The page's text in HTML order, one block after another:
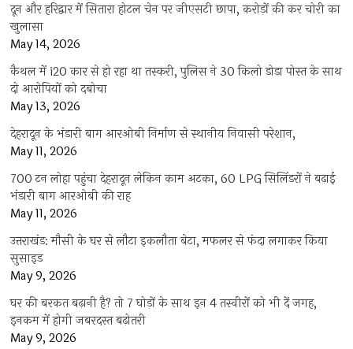
दून और हरिद्वार में सितारा होटल चेन पर जीएसटी छापा, करोड़ों की कर चोरी का
खुलासा
May 14, 2026
कैथल में i20 कार से हो रहा था तस्करी, पुलिस ने 30 किलो डोडा पोस्त के साथ
दो आरोपियों को दबोचा
May 13, 2026
देहरादून के भंडारी बाग आरओबी निर्माण से स्थानीय निवासी परेशान,
May 11, 2026
700 टन लोहा पहुंचा देहरादून लेकिन काम अटका, 60 LPG सिलिंडरों ने बढ़ाई
भंडारी बाग आरओबी की राह
May 11, 2026
उत्तराखंड: मौसी के घर से लौटा इकलौता बेटा, मफलर से फंदा लगाकर किया
सुसाइड
May 9, 2026
घर की बरकत बढ़ानी है? तो 7 घोड़ों के साथ इन 4 तस्वीरों को भी दें जगह,
इनकम में होगी जबरदस्त बढ़ोतरी
May 9, 2026